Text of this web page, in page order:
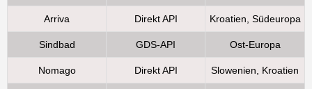
Arriva Direkt API Kroatien, Südeuropa
Sindbad GDS-API Ost-Europa
Nomago Direkt API Slowenien, Kroatien